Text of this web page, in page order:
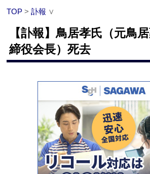
TOP >訃報 ∨
【訃報】鳥居孝氏（元鳥
締役会長）死去